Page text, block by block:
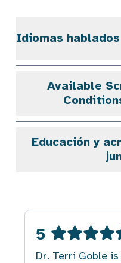
Idiomas hablados
Available
Educación y
5
Dr. Terri Goble